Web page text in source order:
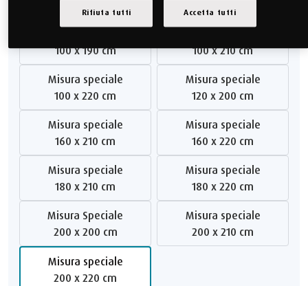
100 x 190 cm
100 x 210 cm
Misura speciale
100 x 220 cm
Misura speciale
120 x 200 cm
Misura speciale
160 x 210 cm
Misura speciale
160 x 220 cm
Misura speciale
180 x 210 cm
Misura speciale
180 x 220 cm
Misura Speciale
200 x 200 cm
Misura speciale
200 x 210 cm
Misura speciale
200 x 220 cm
Rifiuta tutti Accetta tutti